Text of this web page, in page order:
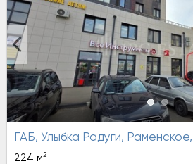
ГАБ, Улыбка Радуги,
224 м2